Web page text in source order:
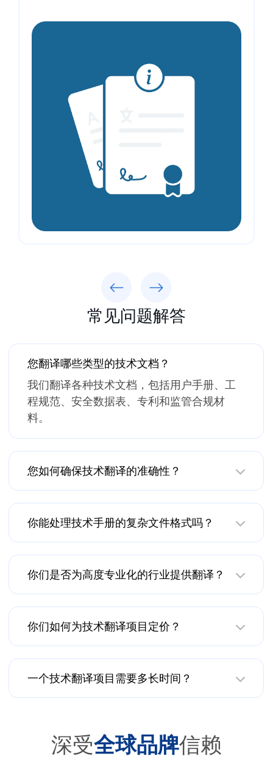
常见问题解答
您翻译哪些类型的技术文档？
我们翻译各种技术文档，包括用户手册、工
程规范、安全数据表、专利和监管合规材
料。
您如何确保技术翻译的准确性？
你能处理技术手册的复杂文件格式吗？
你们是否为高度专业化的行业提供翻译？
你们如何为技术翻译项目定价？
一个技术翻译项目需要多长时间？
深受全球品牌信赖